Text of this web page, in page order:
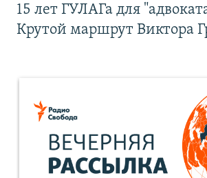
15 лет ГУЛАГа для
Крутой маршрут Виктора